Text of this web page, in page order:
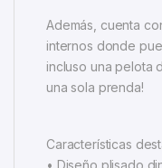
Además, cuenta
internos donde
incluso una pelota
una sola prenda!
Características